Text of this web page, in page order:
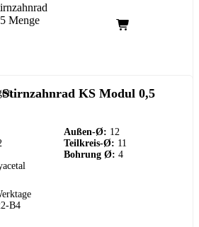
Menge
KS Modul 0,5
Außen-Ø: 12
Teilkreis-Ø: 11
Bohrung Ø: 4
B4